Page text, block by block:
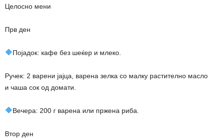
Целосно мени
Прв ден
Појадок: кафе без шеќер и млеко.
Ручек: 2 варени јајца, варена зелка со малку растително масло
и чаша сок од домати.
Вечера: 200 г варена или пржена риба.
Втор ден